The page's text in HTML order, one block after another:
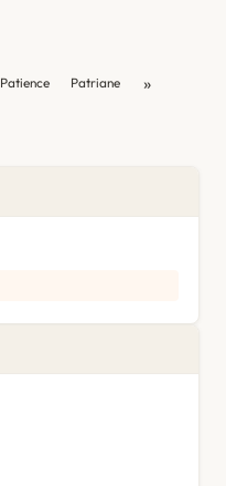
Patience Patriane »